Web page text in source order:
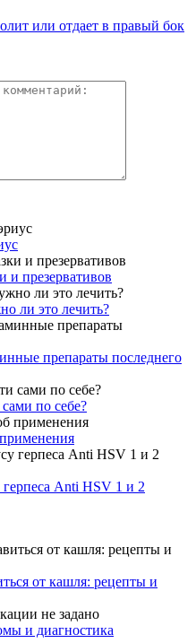
или отдает в правый бок
и презервативов
ли это лечить?
препараты последнего
по себе?
герпеса Anti HSV 1 и 2
от кашля: рецепты и
и диагностика